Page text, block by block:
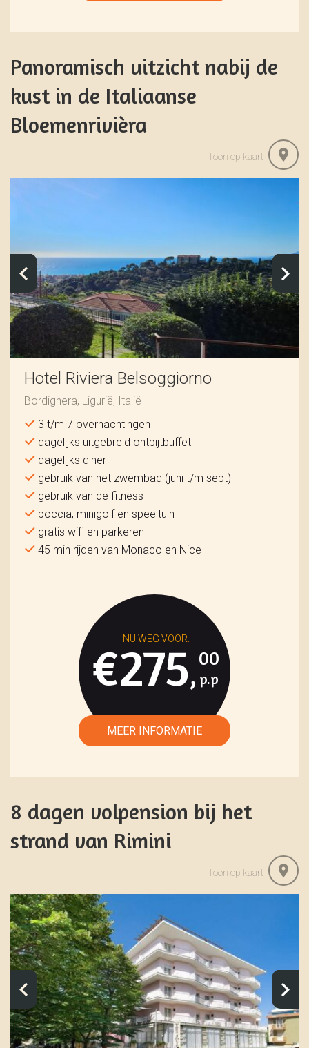
Panoramisch uitzicht nabij de
kust in de Italiaanse
Bloemenrivièra
Toon op kaart
Hotel Riviera Belsoggiorno
Bordighera, Ligurië, Italië
3 t/m 7 overnachtingen
dagelijks uitgebreid ontbijtbuffet
dagelijks diner
gebruik van het zwembad (juni t/m sept)
gebruik van de fitness
boccia, minigolf en speeltuin
gratis wifi en parkeren
45 min rijden van Monaco en Nice
€275,
00
8 dagen volpension bij het
strand van Rimini
Toon op kaart